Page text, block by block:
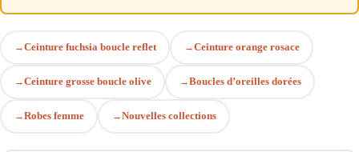
Ceinture fuchsia boucle reflet Ceinture orange rosace
Ceinture grosse boucle olive Boucles d’oreilles dorées
Robes femme Nouvelles collections